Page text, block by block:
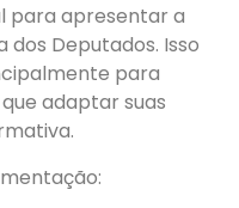
para apresentar a
dos Deputados. Isso
para
adaptar suas